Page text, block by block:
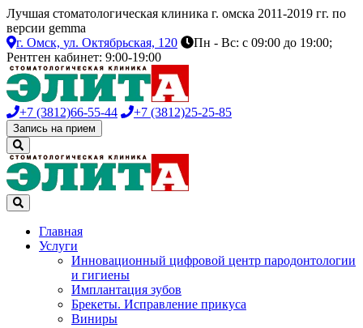
Лучшая стоматологическая клиника г. омска 2011-2019 гг. по
версии gemma
г. Омск, ул. Октябрьская, 120
Пн - Вс: с 09:00 до 19:00;
Рентген кабинет: 9:00-19:00
+7 (3812)66-55-44 +7 (3812)25-25-85
Запись на прием
Главная
Услуги
Инновационный цифровой центр пародонтологии
и гигиены
Имплантация зубов
Брекеты. Исправление прикуса
Виниры